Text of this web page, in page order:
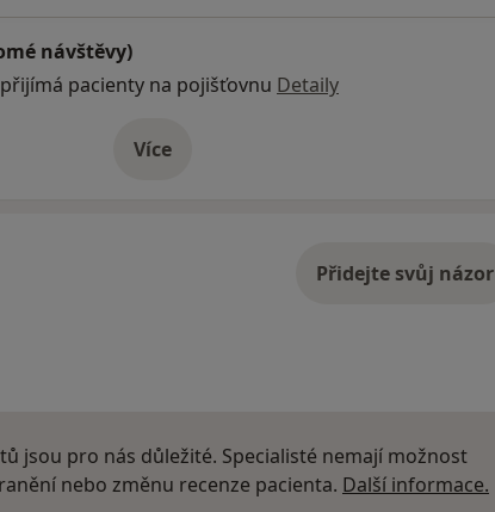
návštěvy)
pacienty na pojišťovnu Detaily
Víceo adrese
Přidejte svůj názor
jsou pro nás důležité. Specialisté nemají možnost
nebo změnu recenze pacienta. Další informace.